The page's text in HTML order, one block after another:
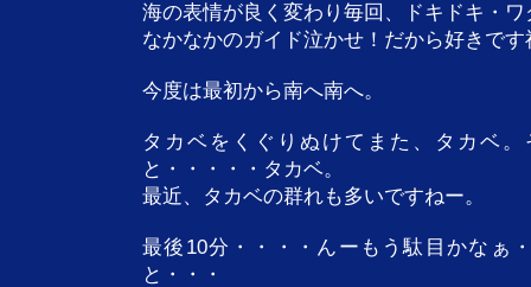
海の表情が良く変わり毎回、ドキドキ・
なかなかのガイド泣かせ！だから好きで
今度は最初から南へ南へ。
タカベをくぐりぬけてまた、タカベ
と・・・・・タカベ。
最近、タカベの群れも多いですねー。
最後10分・・・・んーもう駄目かなぁ
と・・・